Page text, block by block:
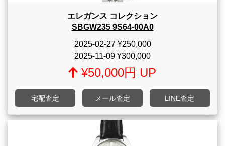
エレガンス コレクション
SBGW235 9S64-00A0
2025-02-27¥250,000
2025-11-09 ¥300,000
¥50,000円 UP
宅配査定 メール査定 LINE査定